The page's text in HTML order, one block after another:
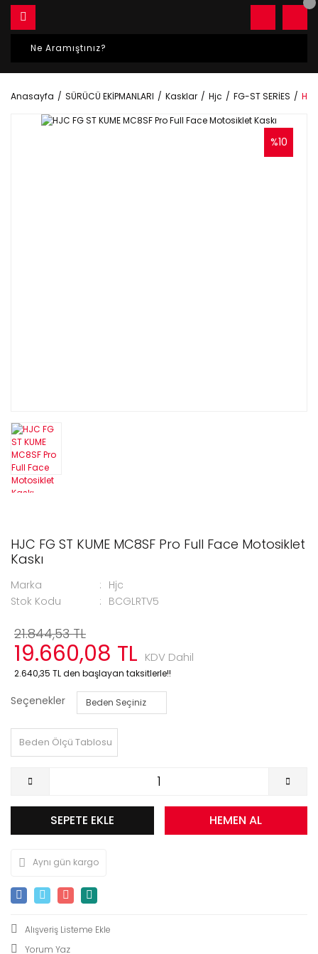
Anasayfa SÜRÜCÜ EKİPMANLARI Kasklar Hjc FG-ST SERİES
%10
HJC FG ST KUME MC8SF Pro Full Face Motosiklet
Kaskı
Marka
Hjc
Stok Kodu
BCGLRTV5
21.844,53 TL
19.660,08 TL KDV Dahil
2.640,35 TL den başlayan taksitlerle!!
Seçenekler
Beden Ölçü Tablosu
SEPETE EKLE HEMEN AL
Aynı gün kargo
Yorum Yaz